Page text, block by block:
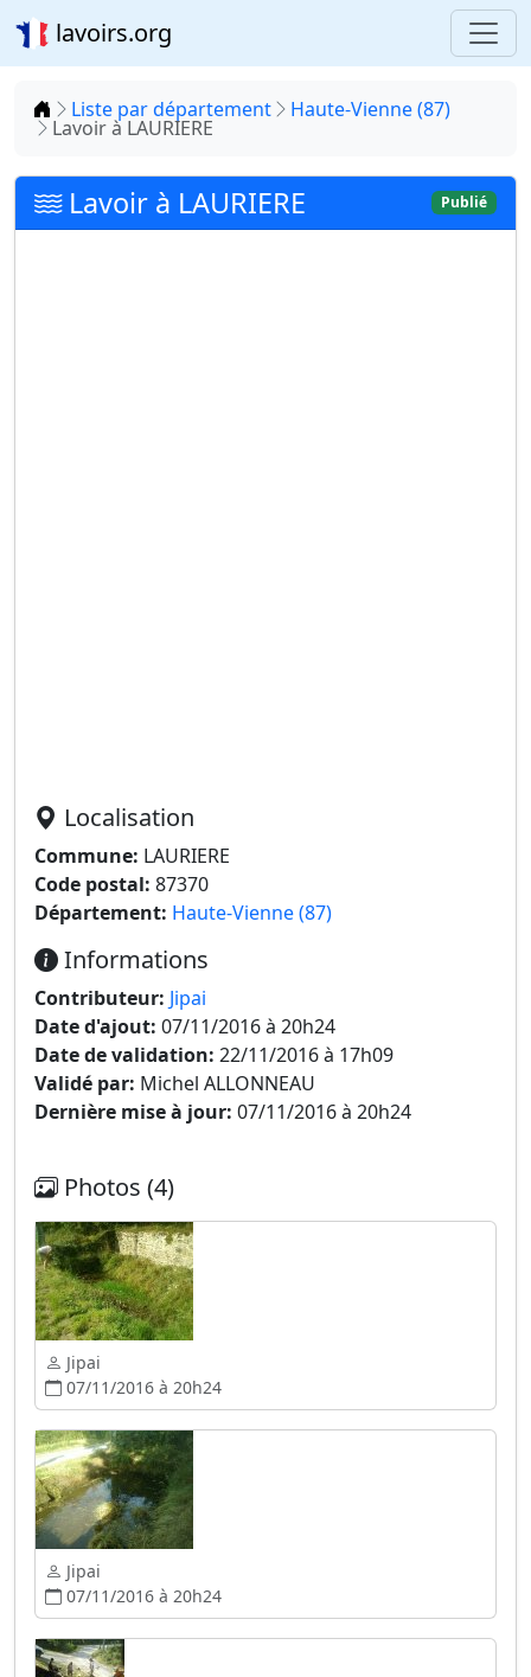
lavoirs.org
Accueil
Liste par département Haute-Vienne (87)
Lavoir à LAURIERE
Lavoir à LAURIERE Publié
Localisation
Commune: LAURIERE
Code postal: 87370
Département: Haute-Vienne (87)
Informations
Contributeur: Jipai
Date d'ajout: 07/11/2016 à 20h24
Date de validation: 22/11/2016 à 17h09
Validé par: Michel ALLONNEAU
Dernière mise à jour: 07/11/2016 à 20h24
Photos (4)
Jipai
07/11/2016 à 20h24
Jipai
07/11/2016 à 20h24